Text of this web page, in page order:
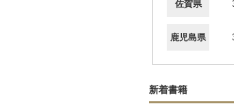
佐賀県
鹿児島県
新着書籍